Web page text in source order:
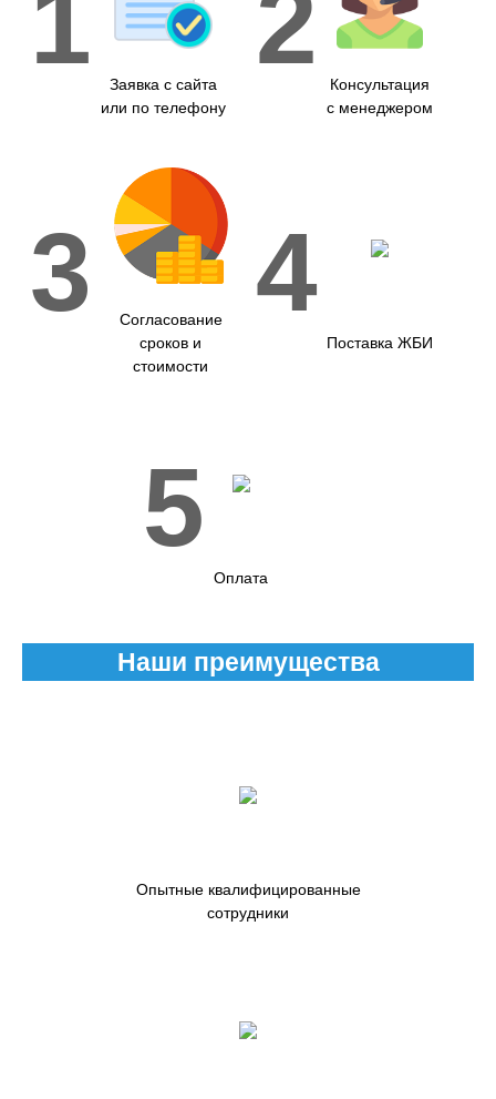
Заявка с сайта
или по телефону
Консультация
с менеджером
3
Согласование
сроков и
стоимости
4
Поставка ЖБИ
5
Оплата
Наши преимущества
Опытные квалифицированные
сотрудники